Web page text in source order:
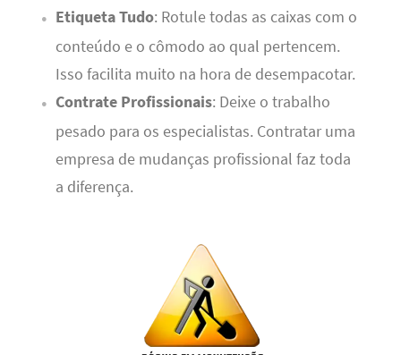
Etiqueta Tudo: Rotule todas as caixas com o
conteúdo e o cômodo ao qual pertencem.
Isso facilita muito na hora de desempacotar.
Contrate Profissionais: Deixe o trabalho
pesado para os especialistas. Contratar uma
empresa de mudanças profissional faz toda
a diferença.